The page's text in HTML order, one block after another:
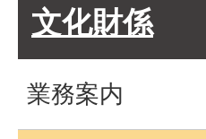
文化財係
業務案内